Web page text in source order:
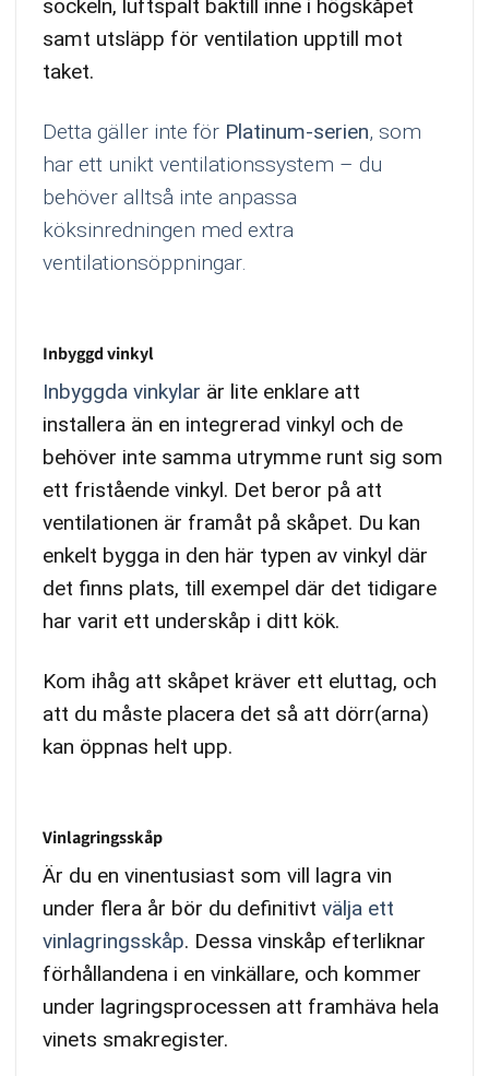
sockeln, luftspalt baktill inne i högskåpet
samt utsläpp för ventilation upptill mot
taket.
Detta gäller inte för Platinum-serien, som
har ett unikt ventilationssystem – du
behöver alltså inte anpassa
köksinredningen med extra
ventilationsöppningar.
Inbyggd vinkyl
Inbyggda vinkylar är lite enklare att
installera än en integrerad vinkyl och de
behöver inte samma utrymme runt sig som
ett fristående vinkyl. Det beror på att
ventilationen är framåt på skåpet. Du kan
enkelt bygga in den här typen av vinkyl där
det finns plats, till exempel där det tidigare
har varit ett underskåp i ditt kök.
Kom ihåg att skåpet kräver ett eluttag, och
att du måste placera det så att dörr(arna)
kan öppnas helt upp.
Vinlagringsskåp
Är du en vinentusiast som vill lagra vin
under flera år bör du definitivt välja ett
vinlagringsskåp. Dessa vinskåp efterliknar
förhållandena i en vinkällare, och kommer
under lagringsprocessen att framhäva hela
vinets smakregister.